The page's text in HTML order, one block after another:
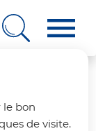
le bon
de visite.
du site